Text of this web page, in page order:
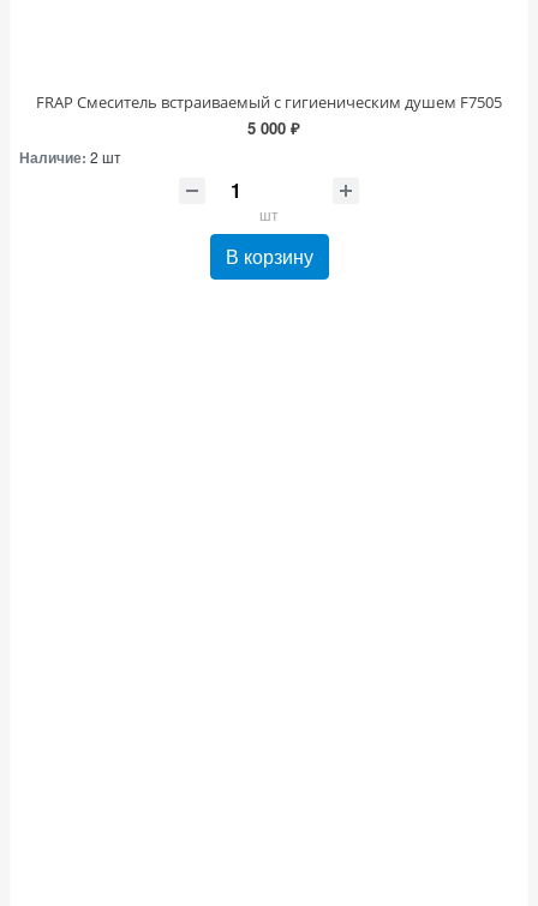
FRAP Смеситель встраиваемый с гигиеническим душем F7505
5 000 ₽
Наличие: 2 шт
шт
В корзину